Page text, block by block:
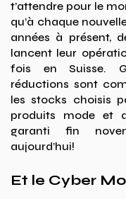
t’attendre pour le
qu’à chaque
années à présent,
lancent leur
fois en Suisse.
réductions sont
les stocks choisis
produits mode et
garanti fin
aujourd’hui!
Et le Cyber